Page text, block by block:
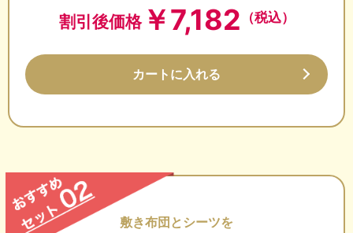
割引後価格￥7,182 （税込）
カートに入れる
敷き布団とシーツを